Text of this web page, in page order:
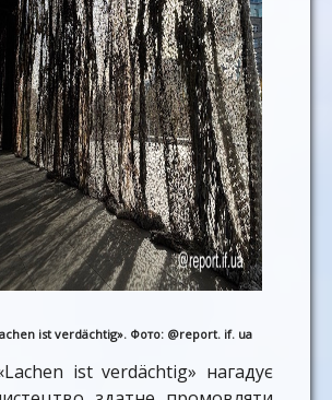
ist verdächtig». Фото: @report. if. ua
ist verdächtig» нагадує